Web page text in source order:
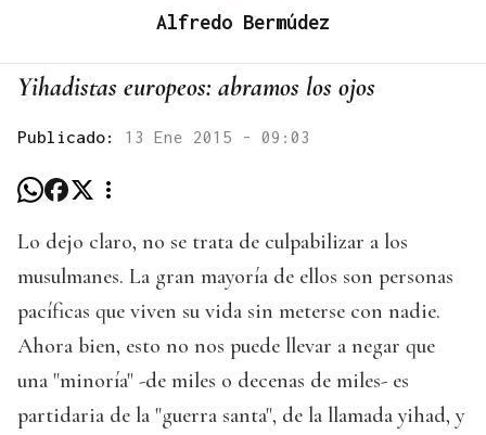
Alfredo Bermúdez
Yihadistas europeos: abramos los ojos
Publicado: 13 Ene 2015 - 09:03
Lo dejo claro, no se trata de culpabilizar a los
musulmanes. La gran mayoría de ellos son personas
pacíficas que viven su vida sin meterse con nadie.
Ahora bien, esto no nos puede llevar a negar que
una "minoría" -de miles o decenas de miles- es
partidaria de la "guerra santa", de la llamada yihad, y